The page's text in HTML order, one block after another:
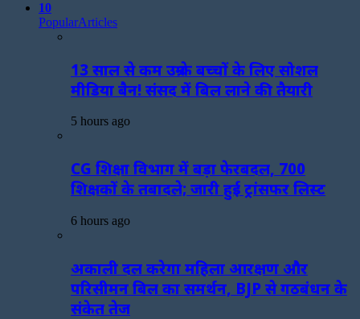
10
PopularArticles
13 साल से कम उम्र के बच्चों के लिए सोशल
मीडिया बैन! संसद में बिल लाने की तैयारी
5 hours ago
CG शिक्षा विभाग में बड़ा फेरबदल, 700
शिक्षकों के तबादले; जारी हुई ट्रांसफर लिस्ट
6 hours ago
अकाली दल करेगा महिला आरक्षण और
परिसीमन बिल का समर्थन, BJP से गठबंधन के
संकेत तेज